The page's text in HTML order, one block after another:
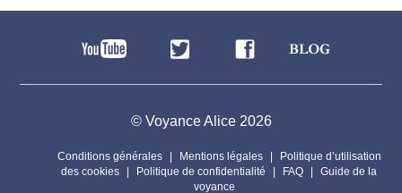
© Voyance Alice 2026
Conditions générales Mentions légales
Politique d’utilisation
des cookies
Politique de confidentialité FAQ
Guide de la
voyance